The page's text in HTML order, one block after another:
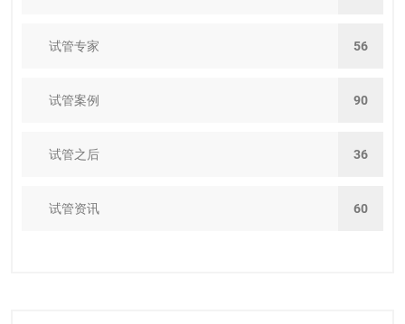
试管专家 56
试管案例 90
试管之后 36
试管资讯 60